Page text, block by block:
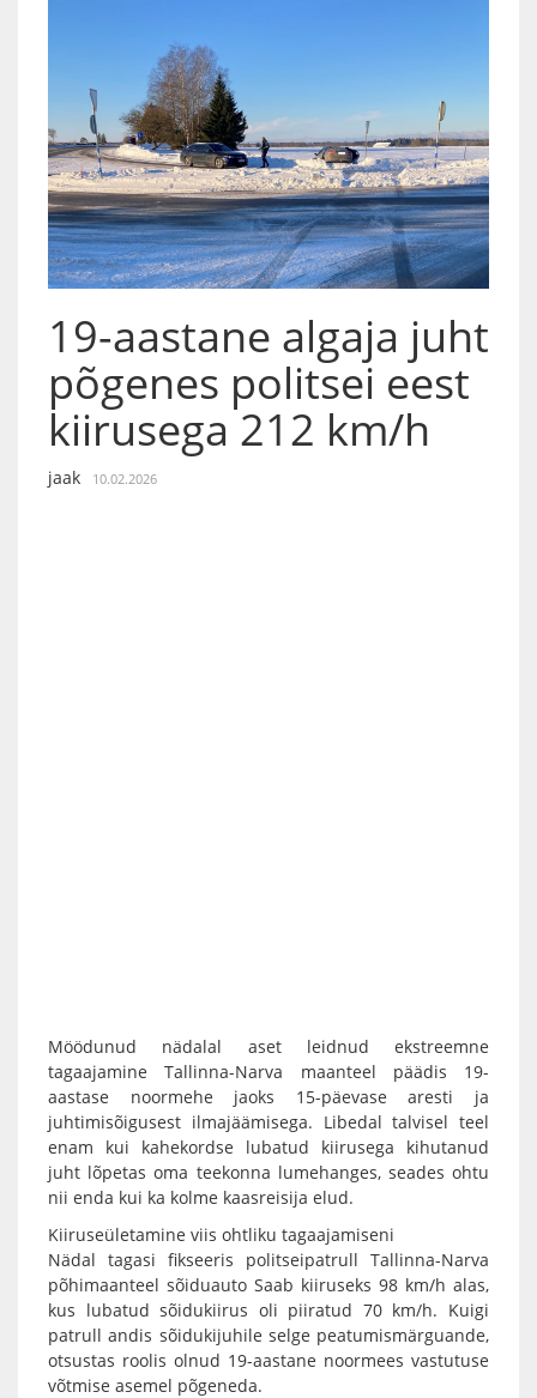
19-aastane algaja juht
põgenes politsei eest
kiirusega 212 km/h
jaak 10.02.2026
Möödunud nädalal aset leidnud ekstreemne
tagaajamine Tallinna-Narva maanteel päädis 19-
aastase noormehe jaoks 15-päevase aresti ja
juhtimisõigusest ilmajäämisega. Libedal talvisel teel
enam kui kahekordse lubatud kiirusega kihutanud
juht lõpetas oma teekonna lumehanges, seades ohtu
nii enda kui ka kolme kaasreisija elud.
Kiiruseületamine viis ohtliku tagaajamiseni
Nädal tagasi fikseeris politseipatrull Tallinna-Narva
põhimaanteel sõiduauto Saab kiiruseks 98 km/h alas,
kus lubatud sõidukiirus oli piiratud 70 km/h. Kuigi
patrull andis sõidukijuhile selge peatumismärguande,
otsustas roolis olnud 19-aastane noormees vastutuse
võtmise asemel põgeneda.